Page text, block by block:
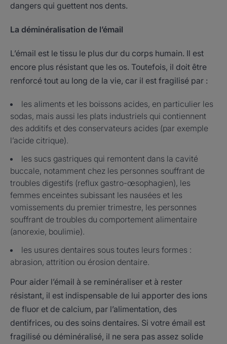
dangers qui guettent nos dents.
La déminéralisation de l’émail
L’émail est le tissu le plus dur du corps humain. Il est
encore plus résistant que les os. Toutefois, il doit être
renforcé tout au long de la vie, car il est fragilisé par :
les aliments et les boissons acides, en particulier les
sodas, mais aussi les plats industriels qui contiennent
des additifs et des conservateurs acides (par exemple
l’acide citrique).
les sucs gastriques qui remontent dans la cavité
buccale, notamment chez les personnes souffrant de
troubles digestifs (reflux gastro-œsophagien), les
femmes enceintes subissant les nausées et les
vomissements du premier trimestre, les personnes
souffrant de troubles du comportement alimentaire
(anorexie, boulimie).
les usures dentaires sous toutes leurs formes :
abrasion, attrition ou érosion dentaire.
Pour aider l’émail à se reminéraliser et à rester
résistant, il est indispensable de lui apporter des ions
de fluor et de calcium, par l’alimentation, des
dentifrices, ou des soins dentaires. Si votre émail est
fragilisé ou déminéralisé, il ne sera pas assez solide